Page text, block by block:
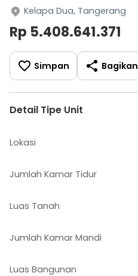
Kelapa Dua, Tangerang
Rp 5.408.641.371
Simpan Bagikan
Detail Tipe Unit
Lokasi
Jumlah Kamar Tidur
Luas Tanah
Jumlah Kamar Mandi
Luas Bangunan